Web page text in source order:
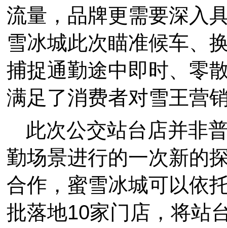
流量，品牌更需要深入
雪冰城此次瞄准候车、
捕捉通勤途中即时、零
满足了消费者对雪王营
此次公交站台店并非
勤场景进行的一次新的
合作，蜜雪冰城可以依
批落地10家门店，将站